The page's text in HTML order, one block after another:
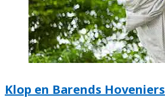
Klop en Barends Hoveniers